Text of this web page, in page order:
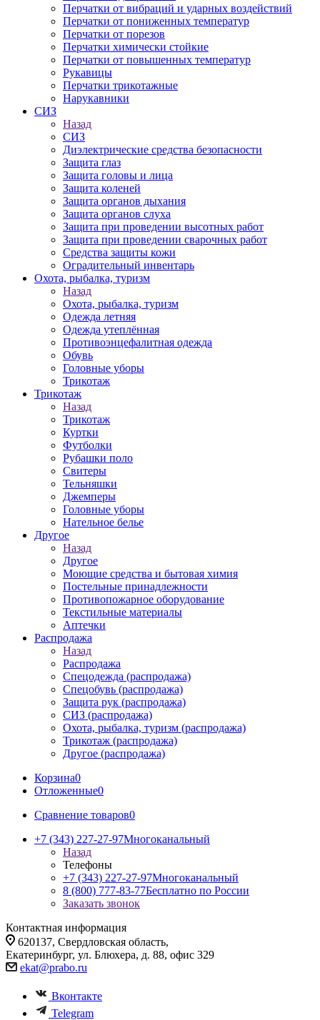
Перчатки от вибраций и ударных воздействий
Перчатки от пониженных температур
Перчатки от порезов
Перчатки химически стойкие
Перчатки от повышенных температур
Рукавицы
Перчатки трикотажные
Нарукавники
СИЗ
Назад
СИЗ
Диэлектрические средства безопасности
Защита глаз
Защита головы и лица
Защита коленей
Защита органов дыхания
Защита органов слуха
Защита при проведении высотных работ
Защита при проведении сварочных работ
Средства защиты кожи
Оградительный инвентарь
Охота, рыбалка, туризм
Назад
Охота, рыбалка, туризм
Одежда летняя
Одежда утеплённая
Противоэнцефалитная одежда
Обувь
Головные уборы
Трикотаж
Трикотаж
Назад
Трикотаж
Куртки
Футболки
Рубашки поло
Свитеры
Тельняшки
Джемперы
Головные уборы
Нательное белье
Другое
Назад
Другое
Моющие средства и бытовая химия
Постельные принадлежности
Противопожарное оборудование
Текстильные материалы
Аптечки
Распродажа
Назад
Распродажа
Спецодежда (распродажа)
Спецобувь (распродажа)
Защита рук (распродажа)
СИЗ (распродажа)
Охота, рыбалка, туризм (распродажа)
Трикотаж (распродажа)
Другое (распродажа)
Корзина0
Отложенные0
Сравнение товаров0
+7 (343) 227-27-97Многоканальный
Назад
Телефоны
+7 (343) 227-27-97Многоканальный
8 (800) 777-83-77Бесплатно по России
Заказать звонок
Контактная информация
620137, Свердловская область,
Екатеринбург, ул. Блюхера, д. 88, офис 329
ekat@prabo.ru
Вконтакте
Telegram